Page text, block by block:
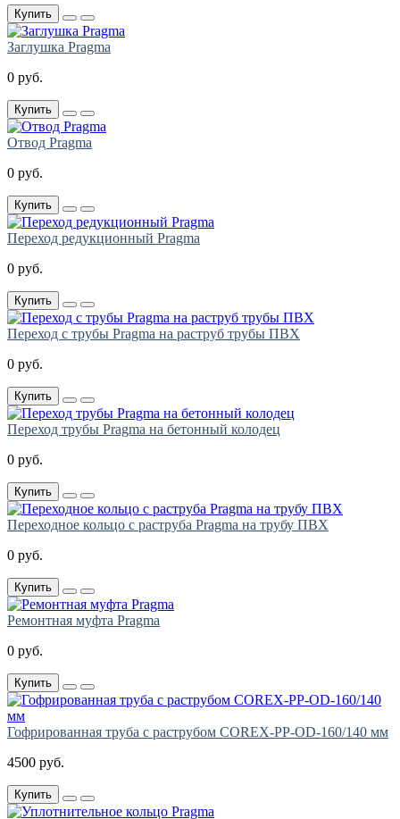
Купить
Заглушка Pragma
0 руб.
Купить
Отвод Pragma
0 руб.
Купить
Переход редукционный Pragma
0 руб.
Купить
Переход с трубы Pragma на раструб трубы ПВХ
0 руб.
Купить
Переход трубы Pragma на бетонный колодец
0 руб.
Купить
Переходное кольцо с раструба Pragma на трубу ПВХ
0 руб.
Купить
Ремонтная муфта Pragma
0 руб.
Купить
Гофрированная труба с раструбом COREX-PP-OD-160/140 мм
4500 руб.
Купить